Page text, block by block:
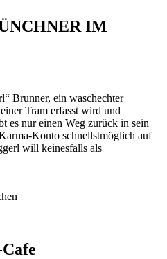
IM
Brunner, ein waschechter
Tram erfasst wird und
es nur einen Weg zurück in sein
Konto schnellstmöglich auf
will keinesfalls als